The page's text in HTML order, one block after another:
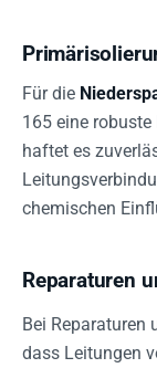
Für die
165 eine
haftet es
chemischen
Reparaturen
Bei Reparaturen
dass Leitungen